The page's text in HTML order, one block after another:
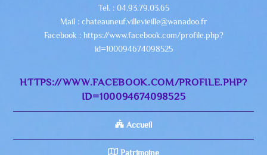
Tel. : 04.93.79.03.65
Mail : chateauneuf.villevieille@wanadoo.fr
Facebook : https://www.facebook.com/profile.php?
id=100094674098525
HTTPS://WWW.FACEBOOK.COM/PROFILE.PHP?
ID=100094674098525
Accueil
Patrimoine